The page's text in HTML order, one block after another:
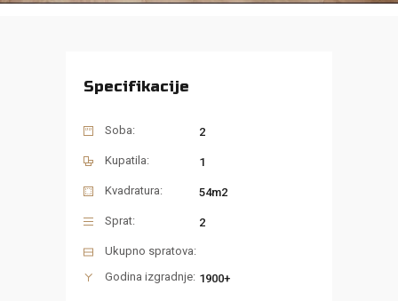
Specifikacije
Soba: 2
Kupatila: 1
Kvadratura: 54m2
Sprat: 2
Ukupno spratova:
Godina izgradnje: 1900+